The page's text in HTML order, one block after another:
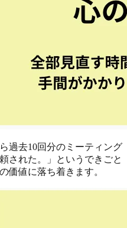
過去10回分のミーティング
された。」というできごと
価値に落ち着きます。